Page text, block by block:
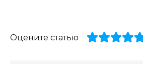
Оцените статью